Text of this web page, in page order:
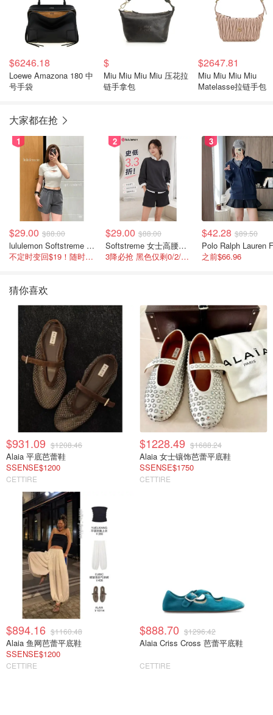
$6246.18
Loewe Amazona 180 中
号手袋
$
Miu Miu Miu Miu 压花拉
链手拿包
$2647.81
Miu Miu Miu Miu
Matelasse拉链手包
大家都在抢
1
$29.00 $88.00
lululemon Softstreme 女士高腰短裤 10cm
不定时变回$19！随时点进来看
2
$29.00 $88.00
Softstreme 女士高腰短裤 4英寸
3降必抢 黑色仅剩0/2/4码
3
$42.28 $89.50
之前$66.96
猜你喜欢
$931.09 $1208.46
Alaia 平底芭蕾鞋
SSENSE$1200
CETTIRE
$1228.49 $1688.24
Alaia 女士镶饰芭蕾平底鞋
SSENSE$1750
CETTIRE
$894.16 $1160.48
Alaia 鱼网芭蕾平底鞋
SSENSE$1200
CETTIRE
$888.70 $1296.42
Alaia Criss Cross 芭蕾平底鞋
CETTIRE